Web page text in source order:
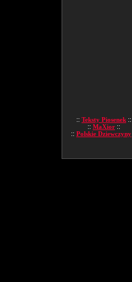
:: Teksty Piosenek ::
:: MaXior ::
:: Polskie Dziewczyny